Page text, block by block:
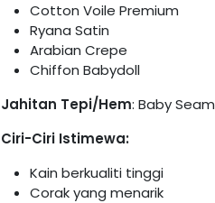
Cotton Voile Premium
Ryana Satin
Arabian Crepe
Chiffon Babydoll
Jahitan Tepi/Hem: Baby Seam
Ciri-Ciri Istimewa:
Kain berkualiti tinggi
Corak yang menarik